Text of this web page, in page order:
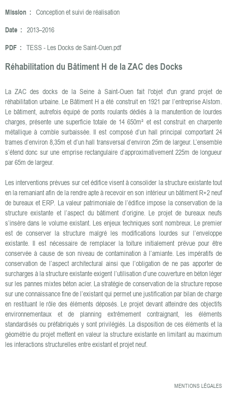
Mission : Conception et suivi de réalisation
Date : 2013–2016
PDF : TESS - Les Docks de Saint-Ouen.pdf
Réhabilitation du Bâtiment H de la ZAC des Docks
La ZAC des docks de la Seine à Saint-Ouen fait l'objet d'un grand projet de
réhabilitation urbaine. Le Bâtiment H a été construit en 1921 par l’entreprise Alstom.
Le bâtiment, autrefois équipé de ponts roulants dédiés à la manutention de lourdes
charges, présente une superficie totale de 14 650m² et est construit en charpente
métallique à comble surbaissée. Il est composé d’un hall principal comportant 24
trames d’environ 8,35m et d’un hall transversal d’environ 25m de largeur. L’ensemble
s’étend donc sur une emprise rectangulaire d’approximativement 225m de longueur
par 65m de largeur.
Les interventions prévues sur cet édifice visent à consolider la structure existante tout
en la remaniant afin de la rendre apte à recevoir en son intérieur un bâtiment R+2 neuf
de bureaux et ERP. La valeur patrimoniale de l’édifice impose la conservation de la
structure existante et l’aspect du bâtiment d’origine. Le projet de bureaux neufs
s’insère dans le volume existant. Les enjeux techniques sont nombreux. Le premier
est de conserver la structure malgré les modifications lourdes sur l’enveloppe
existante. Il est nécessaire de remplacer la toiture initialement prévue pour être
conservée à cause de son niveau de contamination à l’amiante. Les impératifs de
conservation de l’aspect architectural ainsi que l’obligation de ne pas apporter de
surcharges à la structure existante exigent l’utilisation d’une couverture en béton léger
sur les pannes mixtes béton acier. La stratégie de conservation de la structure repose
sur une connaissance fine de l’existant qui permet une justification par bilan de charge
en restituant le rôle des éléments déposés. Le projet devant atteindre des objectifs
environnementaux et de planning extrêmement contraignant, les éléments
standardisés ou préfabriqués y sont privilégiés. La disposition de ces éléments et la
géométrie du projet mettent en valeur la structure existante en limitant au maximum
les interactions structurelles entre existant et projet neuf.
MENTIONS LÉGALES